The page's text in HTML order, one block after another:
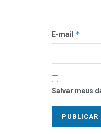
E-mail *
Salvar meus